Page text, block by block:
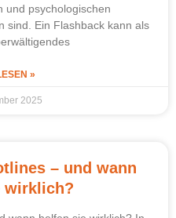
und psychologischen
sind. Ein Flashback kann als
»
2025
– und wann
wirklich?